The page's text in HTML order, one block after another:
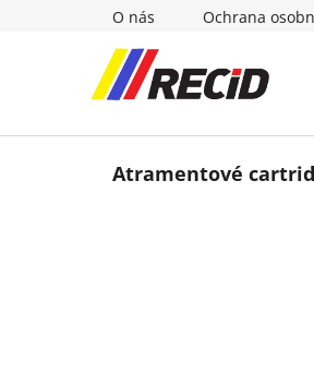
O nás Ochrana
Atramentové